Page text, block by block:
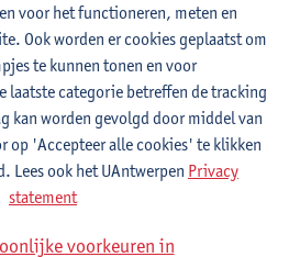
oefenlessen
Ellen De Breuker
Joke Prinsen
oefenlessen
Marise Van Tendeloo
niet-thuistaal met oefenlessen
voor het functioneren, meten en
Ook worden er cookies geplaatst om
te kunnen tonen en voor
laatste categorie betreffen de tracking
kan worden gevolgd door middel van
op 'Accepteer alle cookies' te klikken
Lees ook het UAntwerpen Privacy
statement
voorkeuren in